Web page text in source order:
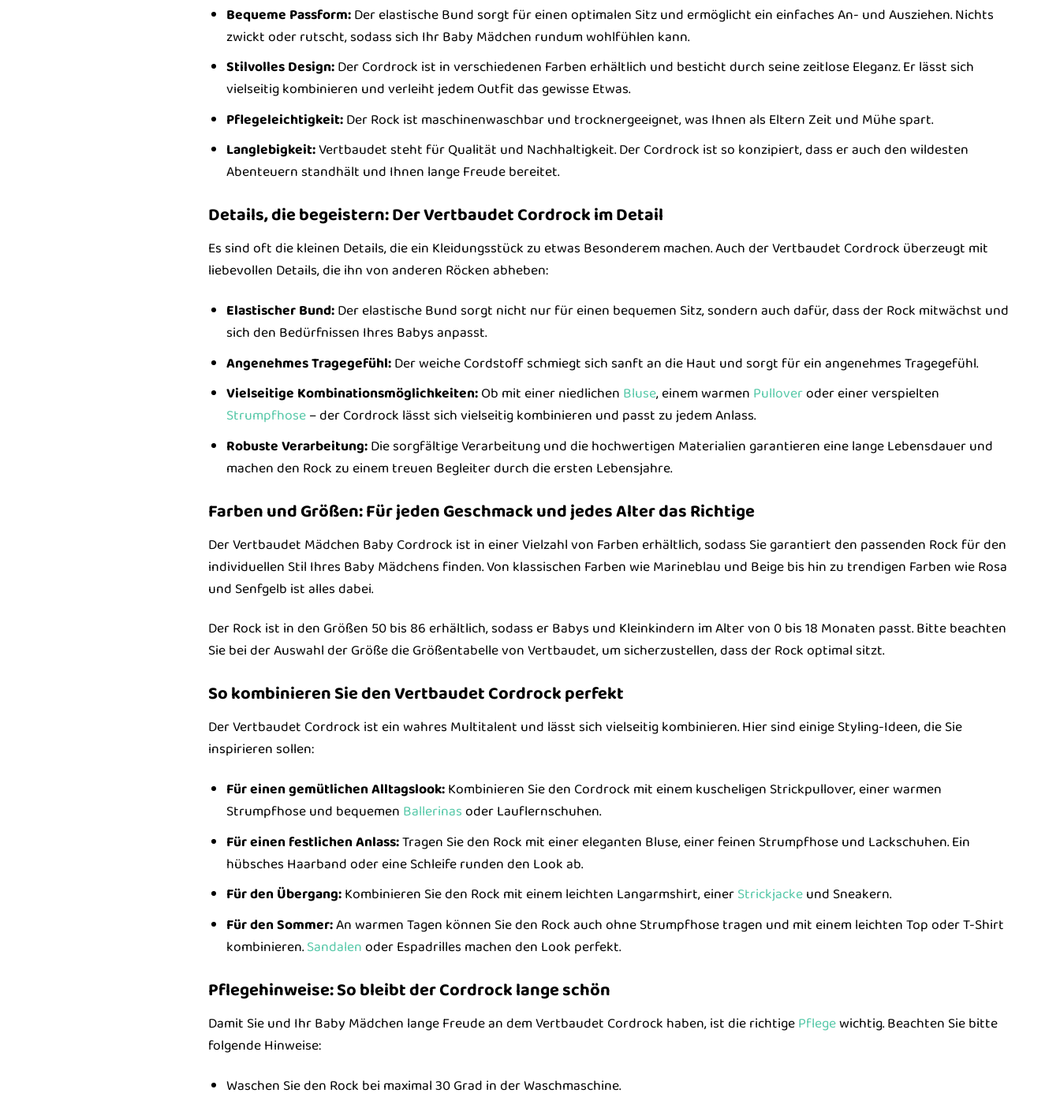
Bequeme Passform:Der elastische Bund sorgt für einen optimalen Sitz und ermöglicht ein einfaches An- und Ausziehen. Nichts
zwickt oder rutscht, sodass sich Ihr Baby Mädchen rundum wohlfühlen kann.
Stilvolles Design:Der Cordrock ist in verschiedenen Farben erhältlich und besticht durch seine zeitlose Eleganz. Er lässt sich
vielseitig kombinieren und verleiht jedem Outfit das gewisse Etwas.
Pflegeleichtigkeit:Der Rock ist maschinenwaschbar und trocknergeeignet, was Ihnen als Eltern Zeit und Mühe spart.
Langlebigkeit:Vertbaudet steht für Qualität und Nachhaltigkeit. Der Cordrock ist so konzipiert, dass er auch den wildesten
Abenteuern standhält und Ihnen lange Freude bereitet.
Details, die begeistern: Der Vertbaudet Cordrock im Detail
Es sind oft die kleinen Details, die ein Kleidungsstück zu etwas Besonderem machen. Auch der Vertbaudet Cordrock überzeugt mit
liebevollen Details, die ihn von anderen Röcken abheben:
Elastischer Bund:Der elastische Bund sorgt nicht nur für einen bequemen Sitz, sondern auch dafür, dass der Rock mitwächst und
sich den Bedürfnissen Ihres Babys anpasst.
Angenehmes Tragegefühl:Der weiche Cordstoff schmiegt sich sanft an die Haut und sorgt für ein angenehmes Tragegefühl.
Vielseitige Kombinationsmöglichkeiten:Ob mit einer niedlichen Bluse, einem warmen Pulloveroder einer verspielten
Strumpfhose– der Cordrock lässt sich vielseitig kombinieren und passt zu jedem Anlass.
Robuste Verarbeitung:Die sorgfältige Verarbeitung und die hochwertigen Materialien garantieren eine lange Lebensdauer und
machen den Rock zu einem treuen Begleiter durch die ersten Lebensjahre.
Farben und Größen: Für jeden Geschmack und jedes Alter das Richtige
Der Vertbaudet Mädchen Baby Cordrock ist in einer Vielzahl von Farben erhältlich, sodass Sie garantiert den passenden Rock für den
individuellen Stil Ihres Baby Mädchens finden. Von klassischen Farben wie Marineblau und Beige bis hin zu trendigen Farben wie Rosa
und Senfgelb ist alles dabei.
Der Rock ist in den Größen 50 bis 86 erhältlich, sodass er Babys und Kleinkindern im Alter von 0 bis 18 Monaten passt. Bitte beachten
Sie bei der Auswahl der Größe die Größentabelle von Vertbaudet, um sicherzustellen, dass der Rock optimal sitzt.
So kombinieren Sie den Vertbaudet Cordrock perfekt
Der Vertbaudet Cordrock ist ein wahres Multitalent und lässt sich vielseitig kombinieren. Hier sind einige Styling-Ideen, die Sie
inspirieren sollen:
Für einen gemütlichen Alltagslook:Kombinieren Sie den Cordrock mit einem kuscheligen Strickpullover, einer warmen
Strumpfhose und bequemen Ballerinasoder Lauflernschuhen.
Für einen festlichen Anlass:Tragen Sie den Rock mit einer eleganten Bluse, einer feinen Strumpfhose und Lackschuhen. Ein
hübsches Haarband oder eine Schleife runden den Look ab.
Für den Übergang:Kombinieren Sie den Rock mit einem leichten Langarmshirt, einerStrickjackeund Sneakern.
Für den Sommer:An warmen Tagen können Sie den Rock auch ohne Strumpfhose tragen und mit einem leichten Top oder T-Shirt
kombinieren.Sandalenoder Espadrilles machen den Look perfekt.
Pflegehinweise: So bleibt der Cordrock lange schön
Damit Sie und Ihr Baby Mädchen lange Freude an dem Vertbaudet Cordrock haben, ist die richtigePflegewichtig. Beachten Sie bitte
folgende Hinweise:
Waschen Sie den Rock bei maximal 30 Grad in der Waschmaschine.